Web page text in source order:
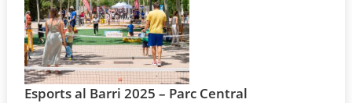
Esports al Barri 2025 – Parc Central